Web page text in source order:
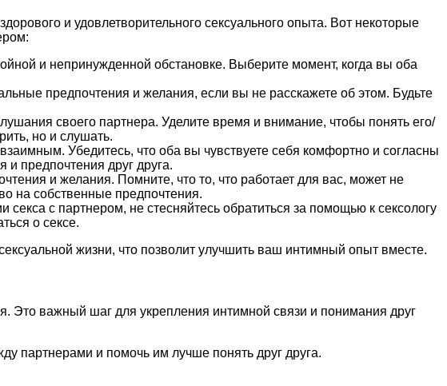
и удовлетворительного сексуального опыта. Вот некоторые
и непринужденной обстановке. Выберите момент, когда вы оба
предпочтения и желания, если вы не расскажете об этом. Будьте
своего партнера. Уделите время и внимание, чтобы понять его/
но и слушать.
Убедитесь, что оба вы чувствуете себя комфортно и согласны
предпочтения друг друга.
и желания. Помните, что то, что работает для вас, может не
на собственные предпочтения.
с партнером, не стесняйтесь обратиться за помощью к сексологу
о сексе.
жизни, что позволит улучшить ваш интимный опыт вместе.
Это важный шаг для укрепления интимной связи и понимания друг
партнерами и помочь им лучше понять друг друга.